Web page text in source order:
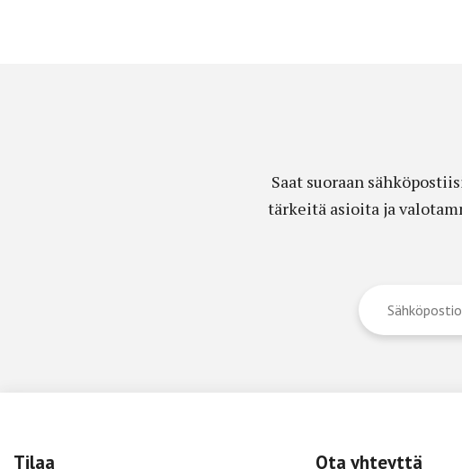
Saat suoraan
tärkeitä asioita ja
Tilaa Ota yhteyttä